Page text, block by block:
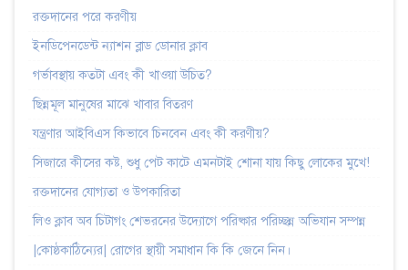
রক্তদানের পরে করণীয়
ইনডিপেনডেন্ট ন্যাশন ব্লাড ডোনার ক্লাব
গর্ভাবস্থায় কতটা এবং কী খাওয়া উচিত?
ছিন্নমূল মানুষের মাঝে খাবার বিতরণ
যন্ত্রণার আইবিএস কিভাবে চিনবেন এবং কী করণীয়?
সিজারে কীসের কষ্ট, শুধু পেট কাটে এমনটাই শোনা যায় কিছু লোকের মুখে!
রক্তদানের যোগ্যতা ও উপকারিতা
লিও ক্লাব অব চিটাগং শেভরনের উদ্যোগে পরিষ্কার পরিচ্ছন্ন অভিযান সম্পন্ন
|কোষ্ঠকাঠিন্যের| রোগের স্থায়ী সমাধান কি কি জেনে নিন।